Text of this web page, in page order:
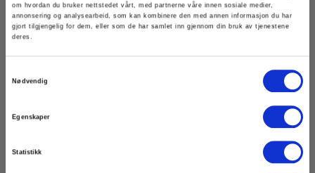
om hvordan du bruker nettstedet vårt, med partnerne våre innen sosiale medier,
annonsering og analysearbeid, som kan kombinere den med annen informasjon du har
gjort tilgjengelig for dem, eller som de har samlet inn gjennom din bruk av tjenestene
deres.
Nødvendig
Egenskaper
Statistikk
Vægt
Nettovekt: